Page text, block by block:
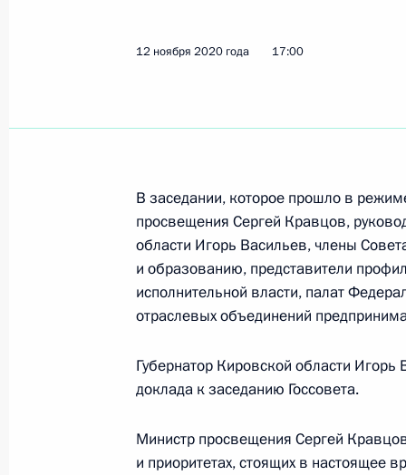
Объявлены лауреаты премии
в области науки и технологий,
за выдающиеся достижения в
и благотворительной деятельности
10 июня 2025 года, 11:20
Заседание наблюдательного
возможностей»
12 ноября 2020 года 17:00
В заседании, которое прошло в
просвещения Сергей Кравцов,
области Игорь Васильев, члены
и образованию, представители
исполнительной власти, палат
отраслевых объединений
Губернатор Кировской области
доклада к заседанию Госсовета.
Министр просвещения Сергей
и приоритетах, стоящих в настоящее